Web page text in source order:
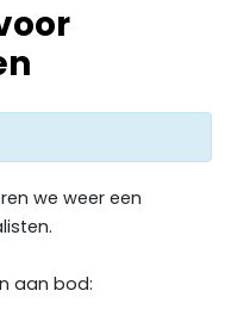
we weer een
aan bod: